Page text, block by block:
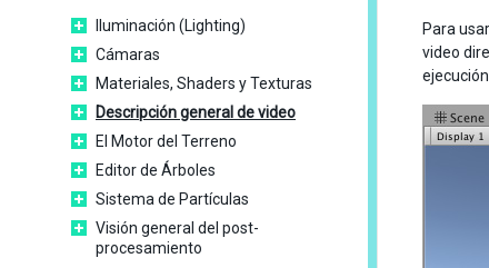
Iluminación (Lighting)
Cámaras
Materiales, Shaders y Texturas
Descripción general de video
El Motor del Terreno
Editor de Árboles
Sistema de Partículas
Visión general del post-
procesamiento
Para
video
ejecución.